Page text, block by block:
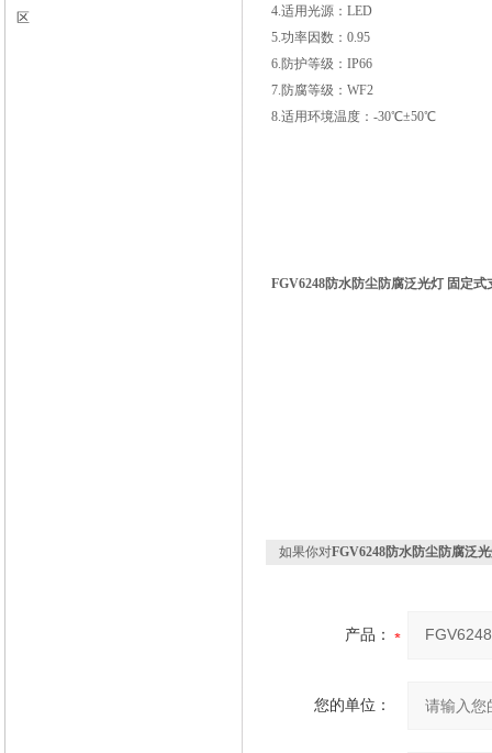
区
4.适用光源：LED
5.功率因数：0.95
6.防护等级：IP66
7.防腐等级：WF2
8.适用环境温度：-30℃±50℃
FGV6248防水防尘防腐泛光灯 固定式
如果你对FGV6248防水防尘防腐泛
产品：
您的单位：